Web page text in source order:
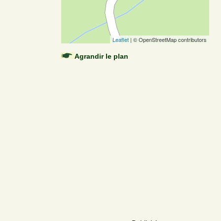
Leaflet | © OpenStreetMap contributors
Agrandir le plan